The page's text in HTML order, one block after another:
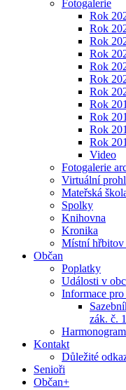
Fotogalerie
Rok
Rok
Rok
Rok
Rok
Rok
Rok
Rok
Rok
Rok
Rok
Video
Fotogalerie
Virtuální
Mateřská
Spolky
Knihovna
Kronika
Místní
Občan
Poplatky
Události v
Informace
zák. č.
Kontakt
Důležité
Senioři
Občan+